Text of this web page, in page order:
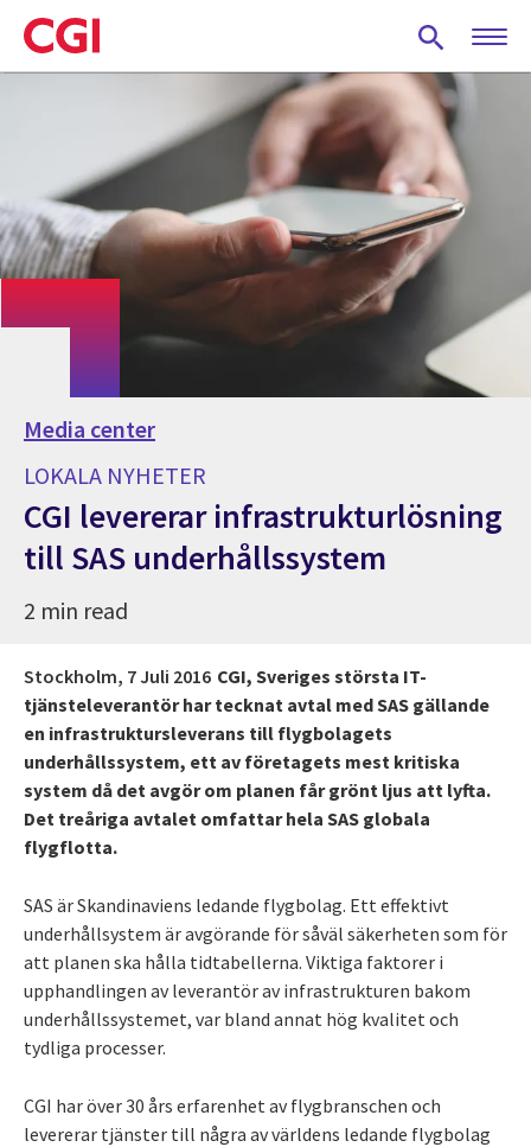
Skip
to
main
Media center
LOKALA NYHETER
CGI levererar infrastrukturlösning
till SAS underhållssystem
2 min read
Stockholm, 7 Juli 2016 CGI, Sveriges största IT-
tjänsteleverantör har tecknat avtal med SAS gällande
en infrastruktursleverans till flygbolagets
underhållssystem, ett av företagets mest kritiska
system då det avgör om planen får grönt ljus att lyfta.
Det treåriga avtalet omfattar hela SAS globala
flygflotta.
SAS är Skandinaviens ledande flygbolag. Ett effektivt
underhållsystem är avgörande för såväl säkerheten som för
att planen ska hålla tidtabellerna. Viktiga faktorer i
upphandlingen av leverantör av infrastrukturen bakom
underhållssystemet, var bland annat hög kvalitet och
tydliga processer.
CGI har över 30 års erfarenhet av flygbranschen och
levererar tjänster till några av världens ledande flygbolag